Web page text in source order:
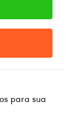
para sua